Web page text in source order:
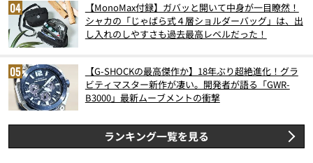
【MonoMax付録】ガバッと開いて中身が一目瞭然！
シャカの「じゃばら式４層ショルダーバッグ」は、出
し入れのしやすさも過去最高レベルだった！
【G-SHOCKの最高傑作か】18年ぶり超絶進化！グラ
ビティマスター新作が凄い。開発者が語る「GWR-
B3000」最新ムーブメントの衝撃
ランキング一覧を見る